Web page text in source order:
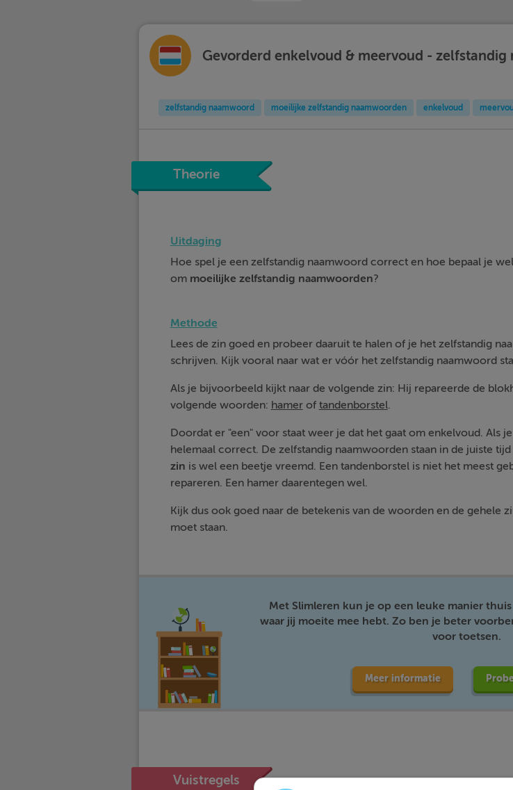
Gevorderd enkelvoud & meervoud - zelfstandig
zelfstandig naamwoord moeilijke zelfstandig naamwoorden enkelvoud
Theorie
Uitdaging
Hoe spel je een zelfstandig naamwoord correct en hoe bepaal je
om moeilijke zelfstandig naamwoorden?
Methode
Lees de zin goed en probeer daaruit te halen of je het zelfstandig
schrijven. Kijk vooral naar wat er vóór het zelfstandig naamwoord
Als je bijvoorbeeld kijkt naar de volgende zin: Hij repareerde de
volgende woorden: hamerof tandenborstel.
Doordat er "een" voor staat weer je dat het gaat om enkelvoud. Als
helemaal correct. De zelfstandig naamwoorden staan in de juiste
zin is wel een beetje vreemd. Een tandenborstel is niet het meest
repareren. Een hamer daarentegen wel.
Kijk dus ook goed naar de betekenis van de woorden en de gehele
moet staan.
Met Slimleren kun je op een leuke manier
waar jij moeite mee hebt. Zo ben je beter
voor toetsen.
Meer informatie
Vuistregels